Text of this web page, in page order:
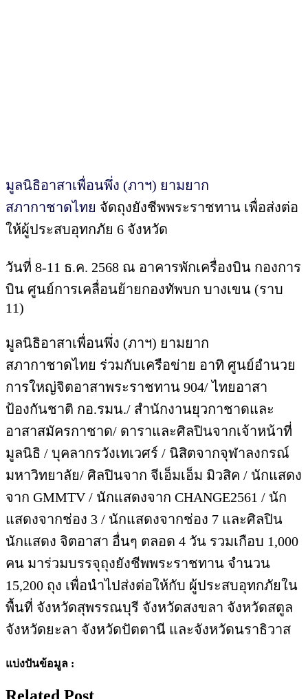
มูลนิธิอาสาเพื่อนพึ่ง (ภาฯ) ยามยาก
สภากาชาดไทย จัดถุงยังชีพพระราชทาน เพื่อส่งต่อ
ให้ผู้ประสบอุทกภัย 6 จังหวัด
วันที่ 8-11 ธ.ค. 2568 ณ อาคารพักเครื่องบิน กองการ
บิน ศูนย์การเคลื่อนย้ายกองทัพบก บางเขน (ราบ
11)
มูลนิธิอาสาเพื่อนพึ่ง (ภาฯ) ยามยาก
สภากาชาดไทย ร่วมกับเครือข่าย อาทิ ศูนย์อำนวย
การใหญ่จิตอาสาพระราชทาน 904/ ไทยอาสา
ป้องกันชาติ กอ.รมน./ สำนักงานยุวกาชาดและ
อาสาสมัครกาชาด/ ดาราและศิลปินจากเจ้าหน้าที่
มูลนิธิ / บุคลากรวังเทเวศร์ / นิสิตจากจุฬาลงกรณ์
มหาวิทยาลัย/ ศิลปินจาก จีเอ็มเอ็ม มิวสิค / นักแสดง
จาก GMMTV / นักแสดงจาก CHANGE2561 / นัก
แสดงจากช่อง 3 / นักแสดงจากช่อง 7 และศิลปิน
นักแสดง จิตอาสา อื่นๆ ตลอด 4 วัน รวมเกือบ 1,000
คน มาร่วมบรรจุถุงยังชีพพระราชทาน จำนวน
15,200 ถุง เพื่อนำไปส่งต่อให้กับ ผู้ประสบอุทกภัยใน
พื้นที่ จังหวัดสุพรรณบุรี จังหวัดสงขลา จังหวัดสตูล
จังหวัดยะลา จังหวัดปัตตานี และจังหวัดนราธิวาส
แบ่งปันข้อมูล :